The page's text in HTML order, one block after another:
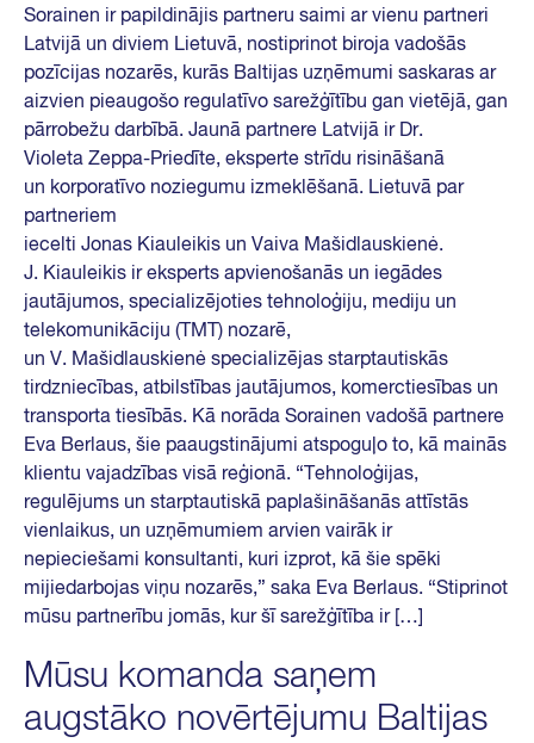
Sorainen ir papildinājis partneru saimi ar vienu partneri
Latvijā un diviem Lietuvā, nostiprinot biroja vadošās
pozīcijas nozarēs, kurās Baltijas uzņēmumi saskaras ar
aizvien pieaugošo regulatīvo sarežģītību gan vietējā, gan
pārrobežu darbībā. Jaunā partnere Latvijā ir Dr.
Violeta Zeppa-Priedīte, eksperte strīdu risināšanā
un korporatīvo noziegumu izmeklēšanā. Lietuvā par
partneriem
iecelti Jonas Kiauleikis un Vaiva Mašidlauskienė.
J. Kiauleikis ir eksperts apvienošanās un iegādes
jautājumos, specializējoties tehnoloģiju, mediju un
telekomunikāciju (TMT) nozarē,
un V. Mašidlauskienė specializējas starptautiskās
tirdzniecības, atbilstības jautājumos, komerctiesības un
transporta tiesībās. Kā norāda Sorainen vadošā partnere
Eva Berlaus, šie paaugstinājumi atspoguļo to, kā mainās
klientu vajadzības visā reģionā. “Tehnoloģijas,
regulējums un starptautiskā paplašināšanās attīstās
vienlaikus, un uzņēmumiem arvien vairāk ir
nepieciešami konsultanti, kuri izprot, kā šie spēki
mijiedarbojas viņu nozarēs,” saka Eva Berlaus. “Stiprinot
mūsu partnerību jomās, kur šī sarežģītība ir […]
Mūsu komanda saņem
augstāko novērtējumu Baltijas